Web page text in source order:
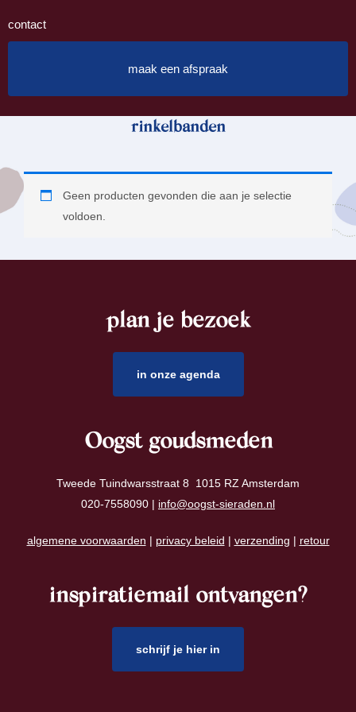
contact
maak een afspraak
rinkelbanden
Geen producten gevonden die aan je selectie
voldoen.
plan je bezoek
in onze agenda
Oogst goudsmeden
Tweede Tuindwarsstraat 8 1015 RZ Amsterdam
020-7558090 | info@oogst-sieraden.nl
algemene voorwaarden | privacy beleid | verzending | retour
inspiratiemail ontvangen?
schrijf je hier in